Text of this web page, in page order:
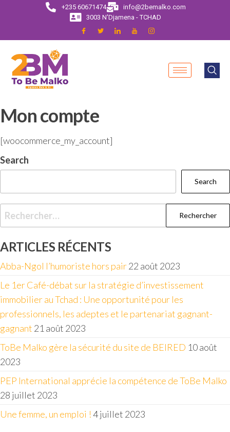
+235 60671474
info@2bemalko.com
3003 N'Djamena - TCHAD
Mon compte
[woocommerce_my_account]
Search
Search
ARTICLES RÉCENTS
Abba-Ngol l’humoriste hors pair22 août 2023
Le 1er Café-débat sur la stratégie d’investissement
immobilier au Tchad : Une opportunité pour les
professionnels, les adeptes et le partenariat gagnant-
gagnant 21 août 2023
ToBe Malko gère la sécurité du site de BEIRED 10 août
2023
PEP International apprécie la compétence de ToBe Malko
28 juillet 2023
Une femme, un emploi !4 juillet 2023